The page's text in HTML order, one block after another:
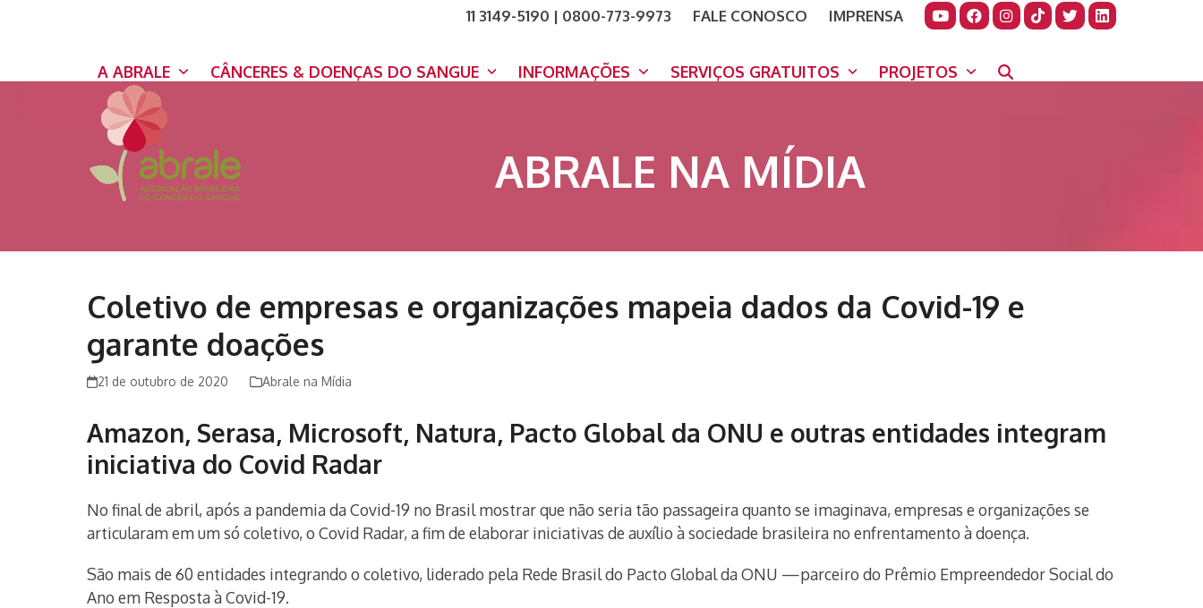
11 3149-5190 | 0800-773-9973 FALE CONOSCO
IMPRENSA
A ABRALE CÂNCERES & DOENÇAS DO SANGUE INFORMAÇÕES SERVIÇOS GRATUITOS PROJETOS
ABRALE NA MÍDIA
Coletivo de empresas e organizações mapeia dados da Covid-19 e
garante doações
21 de outubro de 2020 Abrale na Mídia
Amazon, Serasa, Microsoft, Natura, Pacto Global da ONU e outras entidades integram
iniciativa do Covid Radar
No final de abril, após a pandemia da Covid-19 no Brasil mostrar que não seria tão passageira quanto se imaginava, empresas e organizações se
articularam em um só coletivo, o Covid Radar, a fim de elaborar iniciativas de auxílio à sociedade brasileira no enfrentamento à doença.
São mais de 60 entidades integrando o coletivo, liderado pela Rede Brasil do Pacto Global da ONU —parceiro do Prêmio Empreendedor Social do
Ano em Resposta à Covid-19.